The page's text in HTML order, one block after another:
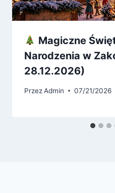
Magiczne
Narodzenia w
28.12.2026)
PrzezAdmin 07/21/2026